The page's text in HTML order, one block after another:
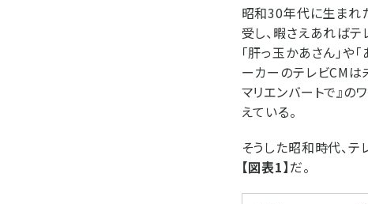
昭和30年代に生まれ
受し、暇さえあればテ
「肝っ玉かあさん」や
ーカーのテレビCMは
マリエンバートで』
えている。
そうした昭和時代、
【図表1】だ。